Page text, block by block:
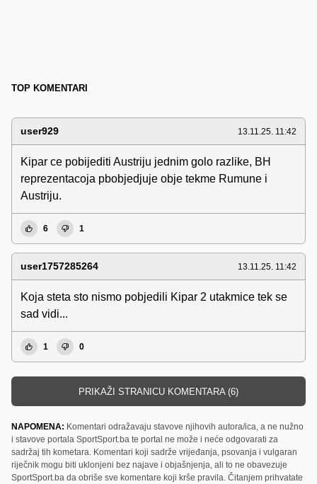
TOP KOMENTARI
user929 13.11.25. 11:42
Kipar ce pobijediti Austriju jednim golo razlike, BH
reprezentacoja pbobjedjuje obje tekme Rumune i
Austriju.
6 1
user1757285264 13.11.25. 11:42
Koja steta sto nismo pobjedili Kipar 2 utakmice tek se
sad vidi...
1 0
PRIKAŽI STRANICU KOMENTARA (6)
NAPOMENA: Komentari odražavaju stavove njihovih autora/ica, a ne nužno
i stavove portala SportSport.ba te portal ne može i neće odgovarati za
sadržaj tih kometara. Komentari koji sadrže vrijeđanja, psovanja i vulgaran
riječnik mogu biti uklonjeni bez najave i objašnjenja, ali to ne obavezuje
SportSport.ba da obriše sve komentare koji krše pravila. Čitanjem prihvatate